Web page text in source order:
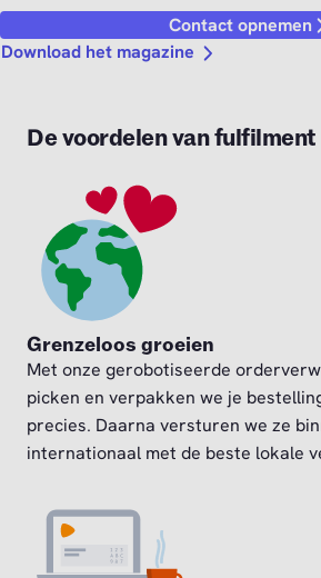
Contact opnemen
Download het magazine
De voordelen van fulfilment
Grenzeloos groeien
Met onze gerobotiseerde
picken en verpakken we je
precies. Daarna versturen we ze
internationaal met de beste lokale